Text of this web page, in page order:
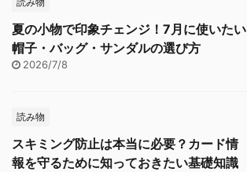
夏の小物で印象チェンジ！7月に使いたい
帽子・バッグ・サンダルの選び方
2026/7/8
読み物
スキミング防止は本当に必要？カード情
報を守るために知っておきたい基礎知識